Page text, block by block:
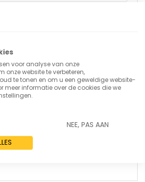
REVIEW VERSTUREN
voor analyse van onze
onze website te verbeteren,
te tonen en om u een geweldige website-
meer informatie over de cookies die we
NEE, PAS AAN